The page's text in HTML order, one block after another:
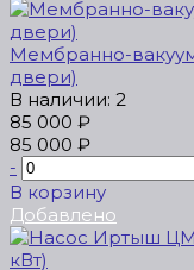
Мeмбрaнно-
двери)
В наличии: 2
85 000 ₽
85 000 ₽
-
В корзину
Добавлено